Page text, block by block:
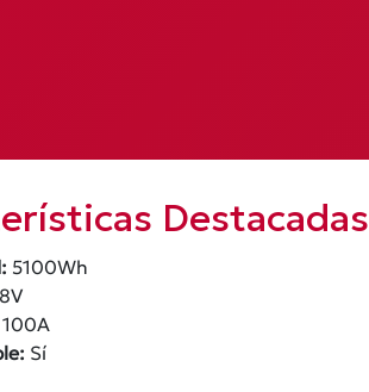
Destacadas
5100Wh
100A
Sí